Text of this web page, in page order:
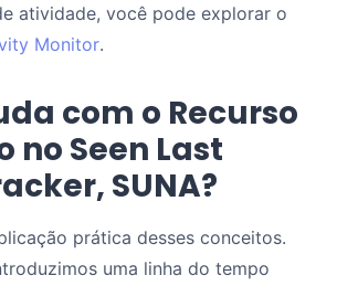
atividade, você pode explorar o
Monitor.
com o Recurso
no Seen Last
SUNA?
prática desses conceitos.
uma linha do tempo